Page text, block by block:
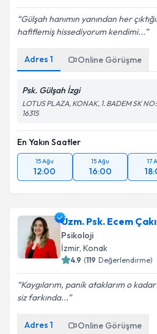
Gülşah hanımın yanından her
hafiflemiş hissediyorum kendimi...
Adres 1 Online Görüşme
Psk. Gülşah İzgi
LOTUS PLAZA, KONAK, 1. BADEM SK
16315
En Yakın Saatler
15 Ağu
12:00
15 Ağu
16:00
17
Uzm. Psk. Ecem
Psikoloji
İzmir, Konak
4.9 (119 Değerlendirme)
Kaygılarım, panik ataklarım o
siz farkında...
Adres 1 Online Görüşme